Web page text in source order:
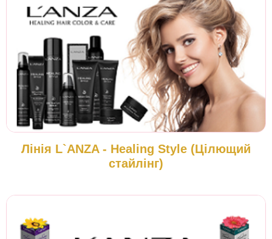
Лінія L`ANZA - Healing Style (Цілющий
стайлінг)